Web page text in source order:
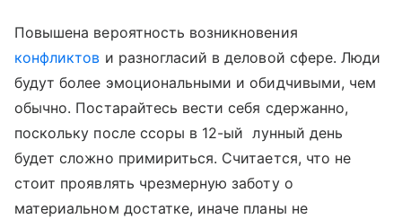
Повышена вероятность возникновения
конфликтов и разногласий в деловой сфере. Люди
будут более эмоциональными и обидчивыми, чем
обычно. Постарайтесь вести себя сдержанно,
поскольку после ссоры в 12-ый лунный день
будет сложно примириться. Считается, что не
стоит проявлять чрезмерную заботу о
материальном достатке, иначе планы не